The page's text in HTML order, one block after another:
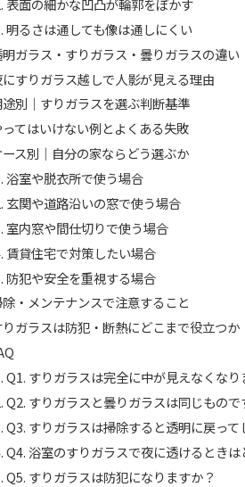
表面の細かな凹凸が輪郭をぼかす
明るさは通しても像は通しにくい
明ガラス・すりガラス・曇りガラスの違い
すりガラス越しで人影が見える理由
途別｜すりガラスを選ぶ判断基準
ってはいけない例とよくある失敗
ース別｜自分の家ならどう選ぶか
浴室や脱衣所で使う場合
玄関や道路沿いの窓で使う場合
室内窓や間仕切りで使う場合
賃貸住宅で対策したい場合
防犯や安全を重視する場合
・メンテナンスで注意すること
りガラスは防犯・断熱にどこまで役立つか
Q1. すりガラスは完全に中が見えなくなり
Q2. すりガラスと曇りガラスは同じもので
Q3. すりガラスは掃除すると透明に戻って
Q4. 浴室のすりガラスで夜に透けるとき
Q5. すりガラスは防犯になりますか？